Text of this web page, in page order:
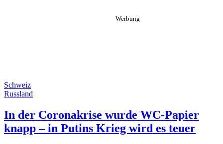
Schweiz
Russland
In der Coronakrise wurde WC-Papier
knapp – in Putins Krieg wird es teuer